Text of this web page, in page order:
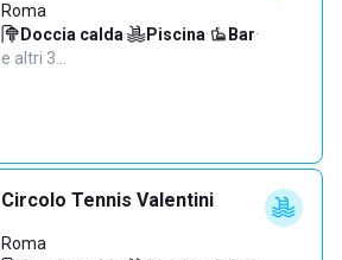
Roma
Doccia calda· Piscina· Bar·
e altri 3…
Circolo Tennis Valentini
Roma